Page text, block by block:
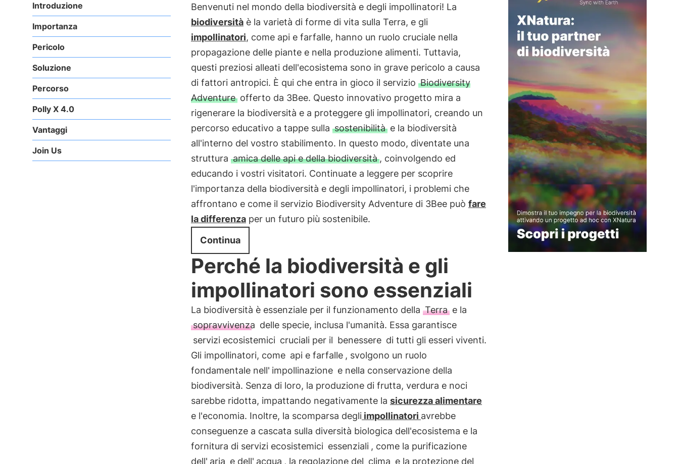
Introduzione
Importanza
Pericolo
Soluzione
Percorso
Polly X 4.0
Vantaggi
Join Us
Benvenuti nel mondo della biodiversità e degli impollinatori! La
biodiversitàè la varietà di forme di vita sulla Terra, e gli
impollinatori, come api e farfalle, hanno un ruolo cruciale nella
propagazione delle piante e nella produzione alimenti. Tuttavia,
questi preziosi alleati dell'ecosistema sono in grave pericolo a causa
di fattori antropici. È qui che entra in gioco il servizio Biodiversity
Adventureofferto da 3Bee. Questo innovativo progetto mira a
rigenerare la biodiversità e a proteggere gli impollinatori, creando un
percorso educativo a tappe sulla sostenibilitàe la biodiversità
all'interno del vostro stabilimento. In questo modo, diventate una
struttura amica delle api e della biodiversità, coinvolgendo ed
educando i vostri visitatori. Continuate a leggere per scoprire
l'importanza della biodiversità e degli impollinatori, i problemi che
affrontano e come il servizio Biodiversity Adventure di 3Bee può fare
la differenzaper un futuro più sostenibile.
Continua
Perché la biodiversità e gli
impollinatori sono essenziali
La biodiversità è essenziale per il funzionamento della Terrae la
sopravvivenza delle specie, inclusa l'umanità. Essa garantisce
servizi ecosistemici cruciali per il benessere di tutti gli esseri viventi.
Gli impollinatori, come api e farfalle , svolgono un ruolo
fondamentale nell' impollinazione e nella conservazione della
biodiversità. Senza di loro, la produzione di frutta, verdura e noci
sarebbe ridotta, impattando negativamente la sicurezza alimentare
e l'economia. Inoltre, la scomparsa degliimpollinatori avrebbe
conseguenze a cascata sulla diversità biologica dell'ecosistema e la
fornitura di servizi ecosistemici essenziali , come la purificazione
dell' aria e dell' acqua , la regolazione del clima e la protezione del